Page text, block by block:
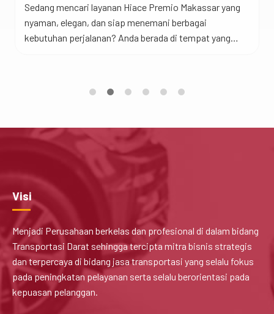
Sedang mencari layanan Hiace Premio Makassar yang
nyaman, elegan, dan siap menemani berbagai
kebutuhan perjalanan? Anda berada di tempat yang
perjalanan lebih eksklusif dibanding kendaraan
bersama rombongan, kenyamanan menjadi salah […]
Visi
Menjadi Perusahaan berkelas dan profesional di dalam bidang
Transportasi Darat sehingga tercipta mitra bisnis strategis
dan terpercaya di bidang jasa transportasi yang selalu fokus
pada peningkatan pelayanan serta selalu berorientasi pada
kepuasan pelanggan.